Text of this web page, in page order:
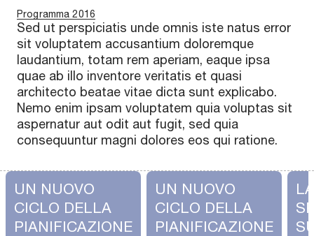
Programma 2016
Sed ut perspiciatis unde omnis iste natus error
sit voluptatem accusantium doloremque
laudantium, totam rem aperiam, eaque ipsa
quae ab illo inventore veritatis et quasi
architecto beatae vitae dicta sunt explicabo.
Nemo enim ipsam voluptatem quia voluptas sit
aspernatur aut odit aut fugit, sed quia
consequuntur magni dolores eos qui ratione.
UN NUOVO
CICLO DELLA
PIANIFICAZIONE
UN NUOVO
CICLO DELLA
PIANIFICAZIONE